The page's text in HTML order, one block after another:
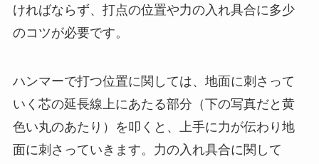
ければならず、打点の位置や力の入れ具合に多少
のコツが必要です。
ハンマーで打つ位置に関しては、地面に刺さって
いく芯の延長線上にあたる部分（下の写真だと黄
色い丸のあたり）を叩くと、上手に力が伝わり地
面に刺さっていきます。力の入れ具合に関して